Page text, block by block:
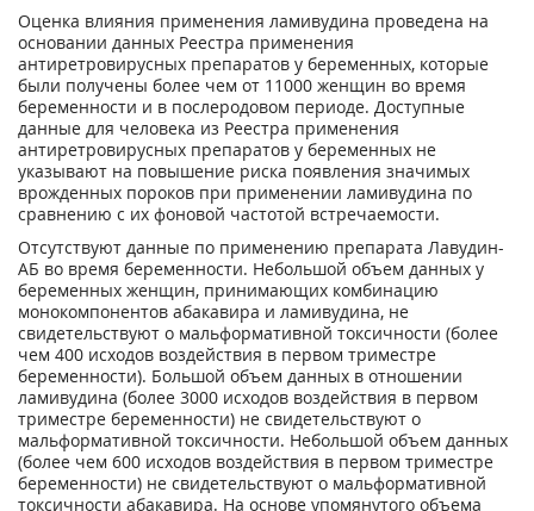
Оценка влияния применения ламивудина проведена на
основании данных Реестра применения
антиретровирусных препаратов у беременных, которые
были получены более чем от 11000 женщин во время
беременности и в послеродовом периоде. Доступные
данные для человека из Реестра применения
антиретровирусных препаратов у беременных не
указывают на повышение риска появления значимых
врожденных пороков при применении ламивудина по
сравнению с их фоновой частотой встречаемости.
Отсутствуют данные по применению препарата Лавудин-
АБ во время беременности. Небольшой объем данных у
беременных женщин, принимающих комбинацию
монокомпонентов абакавира и ламивудина, не
свидетельствуют о мальформативной токсичности (более
чем 400 исходов воздействия в первом триместре
беременности). Большой объем данных в отношении
ламивудина (более 3000 исходов воздействия в первом
триместре беременности) не свидетельствуют о
мальформативной токсичности. Небольшой объем данных
(более чем 600 исходов воздействия в первом триместре
беременности) не свидетельствуют о мальформативной
токсичности абакавира. На основе упомянутого объема